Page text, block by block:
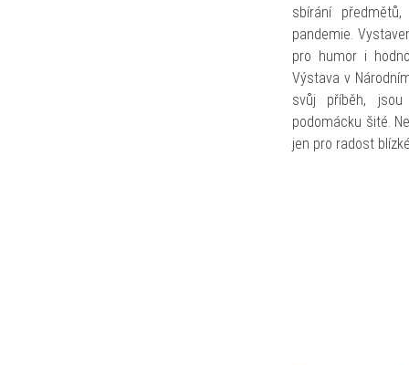
sbírání
pandemie.
pro humor i
Výstava v
svůj příběh, jsou
podomácku šité.
jen pro radost